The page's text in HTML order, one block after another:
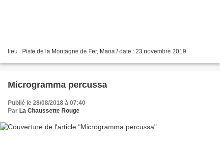
lieu : Piste de la Montagne de Fer, Mana / date : 23 novembre 2019
Microgramma percussa
Publié le 28/08/2018 à 07:40
Par La Chaussette Rouge